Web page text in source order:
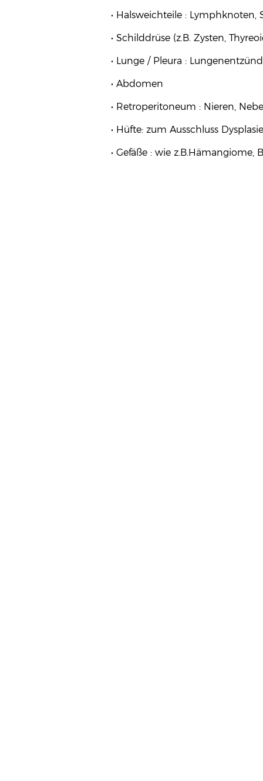
Halsweichteile : Lymphknoten,
Schilddrüse (z.B. Zysten,
Lunge / Pleura :
Abdomen
Retroperitoneum : Nieren,
Hüfte: zum Ausschluss
Gefäße : wie